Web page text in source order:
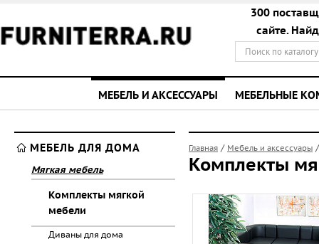
300
сайте.
МЕБЕЛЬ И АКСЕССУАРЫ МЕБЕЛЬНЫЕ
Главная / Мебель и аксессуары
Комплекты
МЕБЕЛЬ ДЛЯ ДОМА
Мягкая мебель
Комплекты мягкой
мебели
Диваны для дома